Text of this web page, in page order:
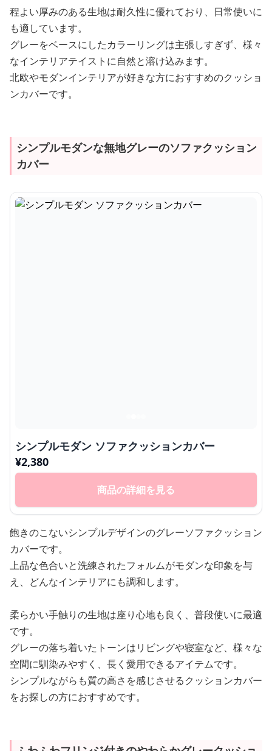
程よい厚みのある生地は耐久性に優れており、日常使いに
も適しています。
グレーをベースにしたカラーリングは主張しすぎず、様々
なインテリアテイストに自然と溶け込みます。
北欧やモダンインテリアが好きな方におすすめのクッショ
ンカバーです。
シンプルモダンな無地グレーのソファクッション
カバー
シンプルモダン ソファクッションカバー
¥2,380
商品の詳細を見る
飽きのこないシンプルデザインのグレーソファクッション
カバーです。
上品な色合いと洗練されたフォルムがモダンな印象を与
え、どんなインテリアにも調和します。
柔らかい手触りの生地は座り心地も良く、普段使いに最適
です。
グレーの落ち着いたトーンはリビングや寝室など、様々な
空間に馴染みやすく、長く愛用できるアイテムです。
シンプルながらも質の高さを感じさせるクッションカバー
をお探しの方におすすめです。